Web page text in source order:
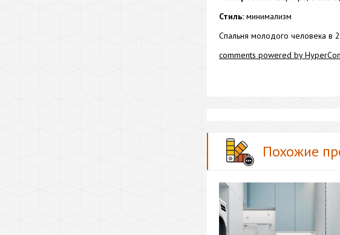
Стиль: минимализм
Спальня молодого человека в
comments powered by
Похожие